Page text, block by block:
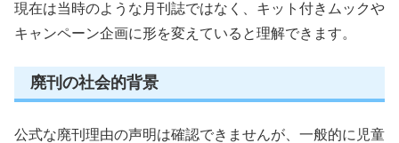
現在は当時のような月刊誌ではなく、キット付きムックや
キャンペーン企画に形を変えていると理解できます。
廃刊の社会的背景
公式な廃刊理由の声明は確認できませんが、一般的に児童